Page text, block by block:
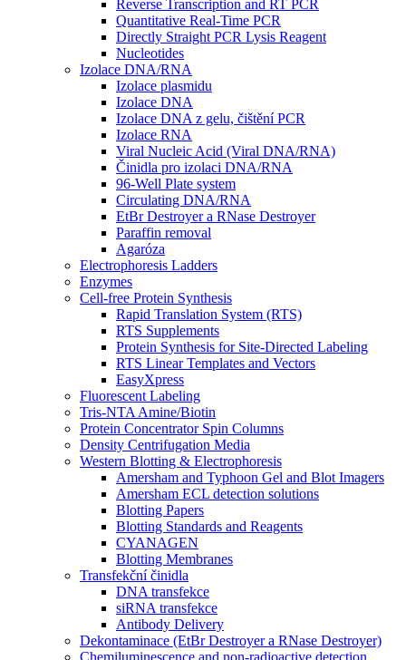
Reverse Transcription and RT PCR
Quantitative Real-Time PCR
Directly Straight PCR Lysis Reagent
Nucleotides
Izolace DNA/RNA
Izolace plasmidu
Izolace DNA
Izolace DNA z gelu, čištění PCR
Izolace RNA
Viral Nucleic Acid (Viral DNA/RNA)
Činidla pro izolaci DNA/RNA
96-Well Plate system
Circulating DNA/RNA
EtBr Destroyer a RNase Destroyer
Paraffin removal
Agaróza
Electrophoresis Ladders
Enzymes
Cell-free Protein Synthesis
Rapid Translation System (RTS)
RTS Supplements
Protein Synthesis for Site-Directed Labeling
RTS Linear Templates and Vectors
EasyXpress
Fluorescent Labeling
Tris-NTA Amine/Biotin
Protein Concentrator Spin Columns
Density Centrifugation Media
Western Blotting & Electrophoresis
Amersham and Typhoon Gel and Blot Imagers
Amersham ECL detection solutions
Blotting Papers
Blotting Standards and Reagents
CYANAGEN
Blotting Membranes
Transfekční činidla
DNA transfekce
siRNA transfekce
Antibody Delivery
Dekontaminace (EtBr Destroyer a RNase Destroyer)
Chemiluminescence and non-radioactive detection